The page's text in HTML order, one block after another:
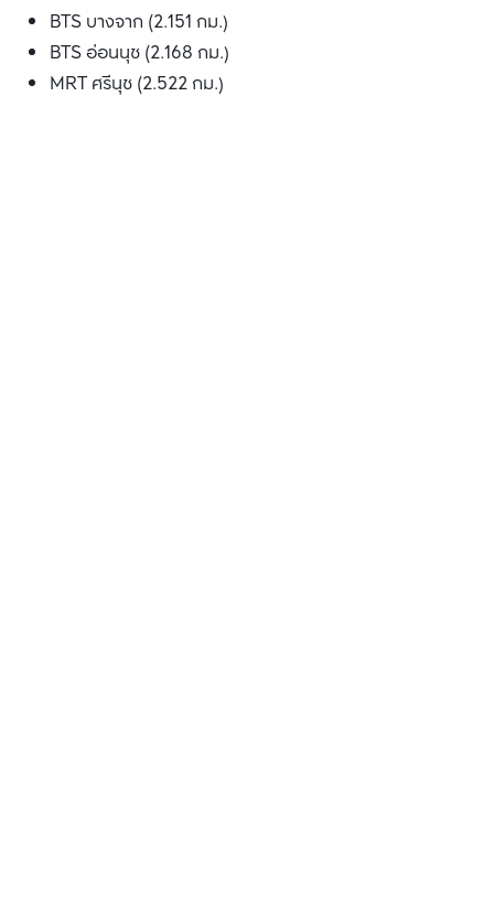
BTS บางจาก (2.151 กม.)
BTS อ่อนนุช (2.168 กม.)
MRT ศรีนุช (2.522 กม.)